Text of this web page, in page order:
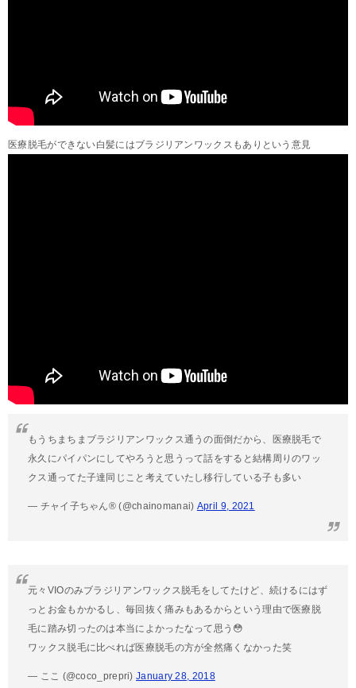
医療脱毛ができない白髪にはブラジリアンワックスもありという意見
もうちまちまブラジリアンワックス通うの面倒だから、医療脱毛で
永久にパイパンにしてやろうと思うって話をすると結構周りのワッ
クス通ってた子達同じこと考えていたし移行している子も多い
— チャイ子ちゃん® (@chainomanai) April 9, 2021
元々VIOのみブラジリアンワックス脱毛をしてたけど、続けるにはず
っとお金もかかるし、毎回抜く痛みもあるからという理由で医療脱
毛に踏み切ったのは本当によかったなって思う😳
ワックス脱毛に比べれば医療脱毛の方が全然痛くなかった笑
— ここ (@coco_prepri)January 28, 2018